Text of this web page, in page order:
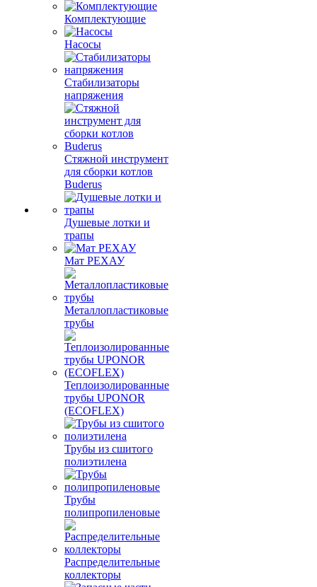
Комплектующие
Насосы
Стабилизаторы
напряжения
Стяжной инструмент
для сборки котлов
Buderus
Душевые лотки и
трапы
Мат РЕХАУ
Металлопластиковые
трубы
Теплоизолированные
трубы UPONOR
(ECOFLEX)
Трубы из сшитого
полиэтилена
Трубы
полипропиленовые
Распределительные
коллекторы